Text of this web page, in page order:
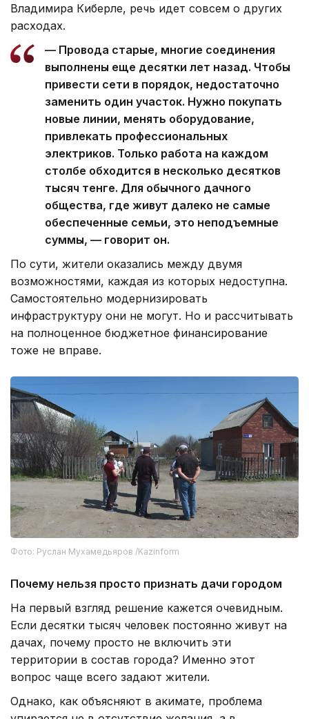
Владимира Киберле, речь идет совсем о других
расходах.
— Провода старые, многие соединения
выполнены еще десятки лет назад. Чтобы
привести сети в порядок, недостаточно
заменить один участок. Нужно покупать
новые линии, менять оборудование,
привлекать профессиональных
электриков. Только работа на каждом
столбе обходится в несколько десятков
тысяч тенге. Для обычного дачного
общества, где живут далеко не самые
обеспеченные семьи, это неподъемные
суммы, — говорит он.
По сути, жители оказались между двумя
возможностями, каждая из которых недоступна.
Самостоятельно модернизировать
инфраструктуру они не могут. Но и рассчитывать
на полноценное бюджетное финансирование
тоже не вправе.
Фото: Руслан Мухамедьяров /Kazinform
Почему нельзя просто признать дачи городом
На первый взгляд решение кажется очевидным.
Если десятки тысяч человек постоянно живут на
дачах, почему просто не включить эти
территории в состав города? Именно этот
вопрос чаще всего задают жители.
Однако, как объясняют в акимате, проблема